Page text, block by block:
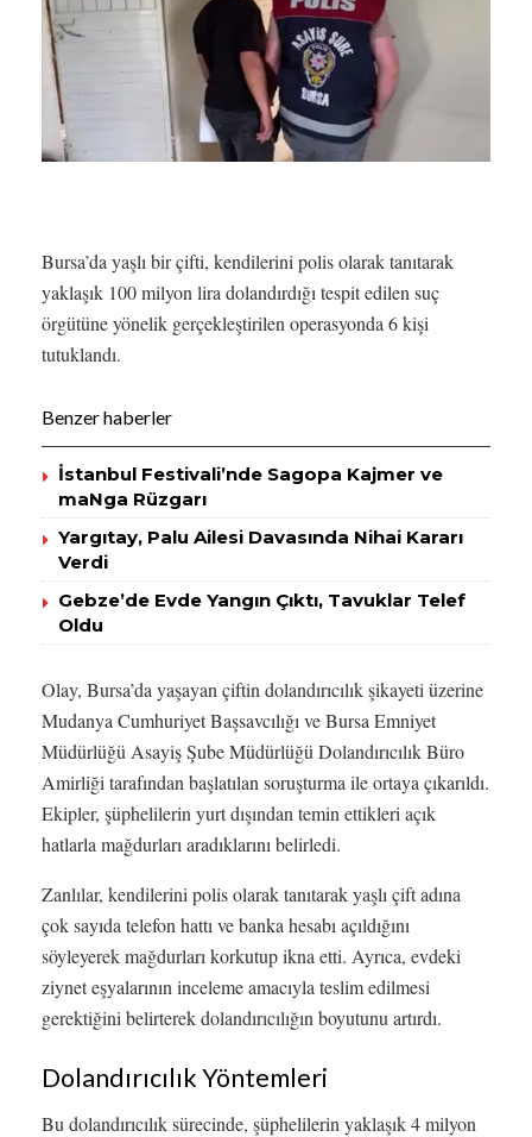
Bursa’da yaşlı bir çifti, kendilerini polis olarak tanıtarak
yaklaşık 100 milyon lira dolandırdığı tespit edilen suç
örgütüne yönelik gerçekleştirilen operasyonda 6 kişi
tutuklandı.
Benzer haberler
İstanbul Festivali’nde Sagopa Kajmer ve
maNga Rüzgarı
Yargıtay, Palu Ailesi Davasında Nihai Kararı
Verdi
Gebze’de Evde Yangın Çıktı, Tavuklar Telef
Oldu
Olay, Bursa’da yaşayan çiftin dolandırıcılık şikayeti üzerine
Mudanya Cumhuriyet Başsavcılığı ve Bursa Emniyet
Müdürlüğü Asayiş Şube Müdürlüğü Dolandırıcılık Büro
Amirliği tarafından başlatılan soruşturma ile ortaya çıkarıldı.
Ekipler, şüphelilerin yurt dışından temin ettikleri açık
hatlarla mağdurları aradıklarını belirledi.
Zanlılar, kendilerini polis olarak tanıtarak yaşlı çift adına
çok sayıda telefon hattı ve banka hesabı açıldığını
söyleyerek mağdurları korkutup ikna etti. Ayrıca, evdeki
ziynet eşyalarının inceleme amacıyla teslim edilmesi
gerektiğini belirterek dolandırıcılığın boyutunu artırdı.
Dolandırıcılık Yöntemleri
Bu dolandırıcılık sürecinde, şüphelilerin yaklaşık 4 milyon